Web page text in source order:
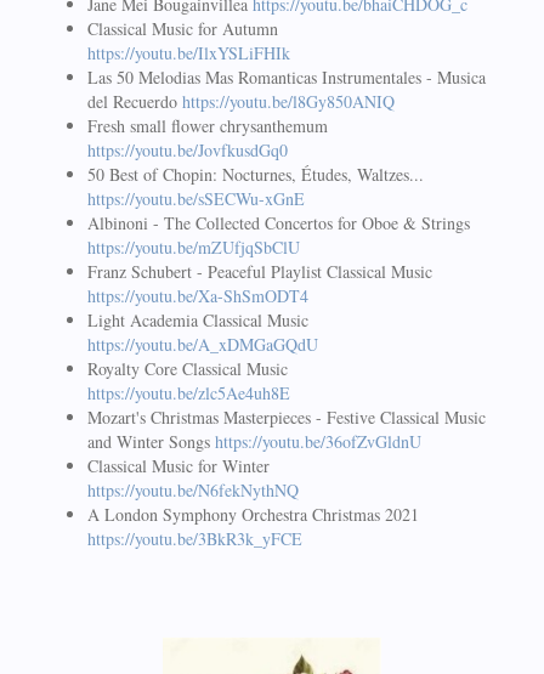
Classical Music for Autumn
https://youtu.be/IlxYSLiFHIk
Las 50 Melodias Mas Romanticas Instrumentales - Musica
del Recuerdo https://youtu.be/l8Gy850ANIQ
Fresh small flower chrysanthemum
https://youtu.be/JovfkusdGq0
50 Best of Chopin: Nocturnes, Études, Waltzes...
https://youtu.be/sSECWu-xGnE
Albinoni - The Collected Concertos for Oboe & Strings
https://youtu.be/mZUfjqSbClU
Franz Schubert - Peaceful Playlist Classical Music
https://youtu.be/Xa-ShSmODT4
Light Academia Classical Music
https://youtu.be/A_xDMGaGQdU
Royalty Core Classical Music
https://youtu.be/zlc5Ae4uh8E
Mozart's Christmas Masterpieces - Festive Classical Music
and Winter Songs https://youtu.be/36ofZvGldnU
Classical Music for Winter
https://youtu.be/N6fekNythNQ
A London Symphony Orchestra Christmas 2021
https://youtu.be/3BkR3k_yFCE